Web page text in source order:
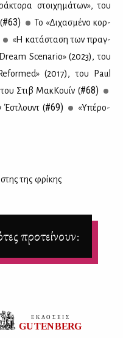
στοι­χη­μά­των», του
#63)
Το «Δι­χα­σμέ­νο κορ­
«Η κα­τά­στα­ση των πραγ­
Scenario» (2023), του
(2017), του Paul
Στιβ Μακ­Κουίν (#68)
Έστλουντ (#69)
«Υπέ­ρο­
της φρί­κης
προτείνουν: